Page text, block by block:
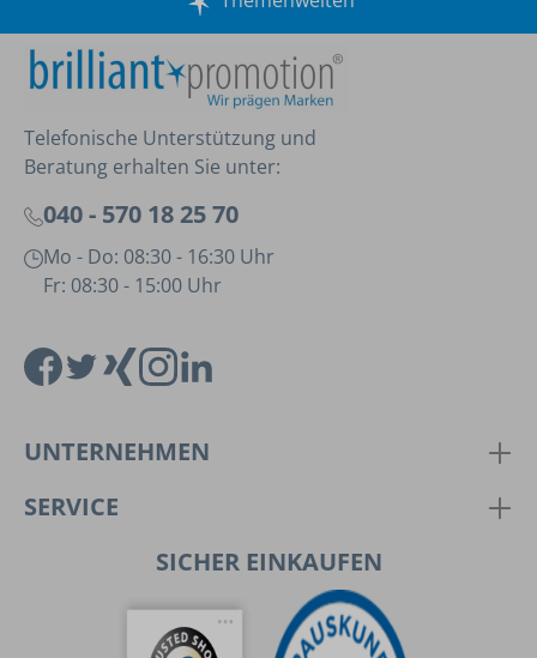
Telefonische Unterstützung und
Beratung erhalten Sie unter:
040 - 570 18 25 70
Mo - Do: 08:30 - 16:30 Uhr
Fr: 08:30 - 15:00 Uhr
UNTERNEHMEN
SERVICE
SICHER EINKAUFEN